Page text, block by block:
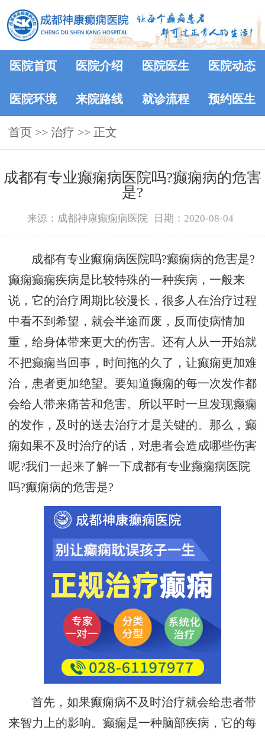
医院首页 医院介绍 医院医生 医院动态
医院环境 来院路线 就诊流程 预约医生
首页 >> 治疗 >> 正文
成都有专业癫痫病医院吗?癫痫病的危害
是?
来源：成都神康癫痫病医院 日期：2020-08-04
成都有专业癫痫病医院吗?癫痫病的危害是?
癫痫癫痫疾病是比较特殊的一种疾病，一般来
说，它的治疗周期比较漫长，很多人在治疗过程
中看不到希望，就会半途而废，反而使病情加
重，给身体带来更大的伤害。还有人从一开始就
不把癫痫当回事，时间拖的久了，让癫痫更加难
治，患者更加绝望。要知道癫痫的每一次发作都
会给人带来痛苦和危害。所以平时一旦发现癫痫
的发作，及时的送去治疗才是关键的。那么，癫
痫如果不及时治疗的话，对患者会造成哪些伤害
呢?我们一起来了解一下成都有专业癫痫病医院
吗?癫痫病的危害是?
首先，如果癫痫病不及时治疗就会给患者带
来智力上的影响。癫痫是一种脑部疾病，它的每